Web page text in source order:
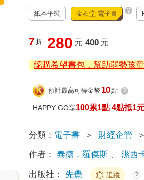
紙本平裝 金石堂 電子書 ?
7 折 280 元 400元
認購希望書包，幫助弱勢孩
預計最高可得金幣 10點 ?
HAPPY GO享100累1點 4點抵1
分類： 電子書 ＞ 財經企管 ＞
作者： 泰德．羅傑斯 、潔西
出版社： 先覺 追蹤 ?